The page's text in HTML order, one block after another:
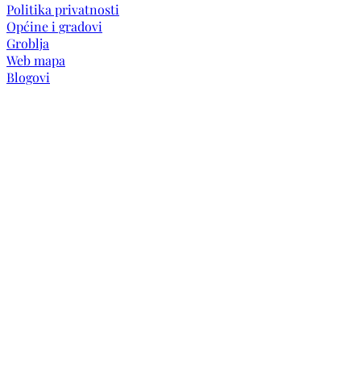
Politika privatnosti
Općine i gradovi
Groblja
Web mapa
Blogovi